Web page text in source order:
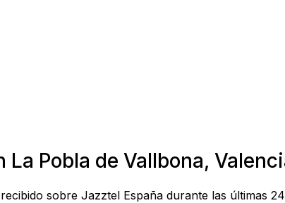
Pobla de Vallbona,
sobre Jazztel España durante las últimas